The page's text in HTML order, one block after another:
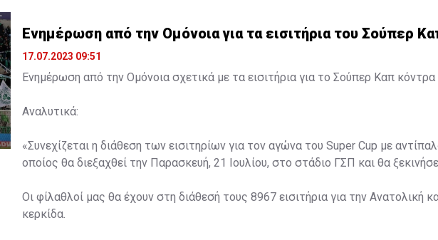
Ενημέρωση από την Ομόνοια για τα εισιτήρια του Σούπερ
17.07.2023 09:51
Ενημέρωση από την Ομόνοια σχετικά με τα εισιτήρια για το Σούπερ Καπ κόντρα
Αναλυτικά:
«Συνεχίζεται η διάθεση των εισιτηρίων για τον αγώνα του Super Cup με
οποίος θα διεξαχθεί την Παρασκευή, 21 Ιουλίου, στο στάδιο ΓΣΠ και θα
Οι φίλαθλοί μας θα έχουν στη διάθεσή τους 8967 εισιτήρια για την Ανατολική
κερκίδα.